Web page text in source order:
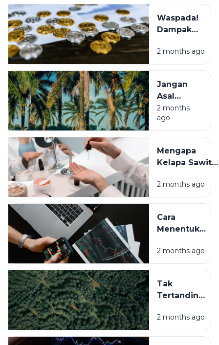
Dunia
Waspada!
Dampak
Kenaikan
Dolar
Isi
Kantongmu
2 months ago
Jangan
Asal
Tanam
Sawit!
Simak
Bisnis
yang
2 months
ago
Mengapa
Kelapa Sawit
mana? Simak
Penjelasannya
2 months ago
Cara
Menentukan
Terbaik
Trading
Supaya
Cuan
2 months ago
Tak
Tertandingi:
Indonesia
Jadi Raja
2 months ago